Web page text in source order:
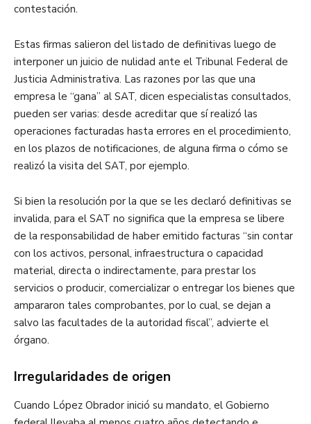
contestación.
Estas firmas salieron del listado de definitivas luego de
interponer un juicio de nulidad ante el Tribunal Federal de
Justicia Administrativa. Las razones por las que una
empresa le “gana” al SAT, dicen especialistas consultados,
pueden ser varias: desde acreditar que sí realizó las
operaciones facturadas hasta errores en el procedimiento,
en los plazos de notificaciones, de alguna firma o cómo se
realizó la visita del SAT, por ejemplo.
Si bien la resolución por la que se les declaró definitivas se
invalida, para el SAT no significa que la empresa se libere
de la responsabilidad de haber emitido facturas “sin contar
con los activos, personal, infraestructura o capacidad
material, directa o indirectamente, para prestar los
servicios o producir, comercializar o entregar los bienes que
ampararon tales comprobantes, por lo cual, se dejan a
salvo las facultades de la autoridad fiscal”, advierte el
órgano.
Irregularidades de origen
Cuando López Obrador inició su mandato, el Gobierno